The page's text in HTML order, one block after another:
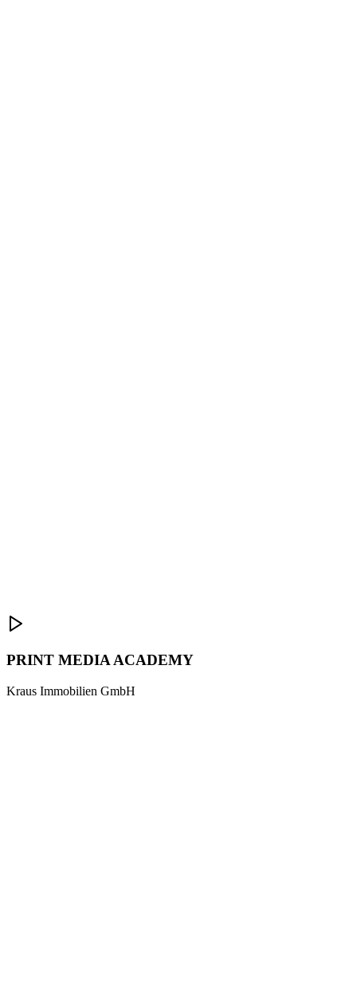
PRINT MEDIA ACADEMY
Kraus Immobilien GmbH